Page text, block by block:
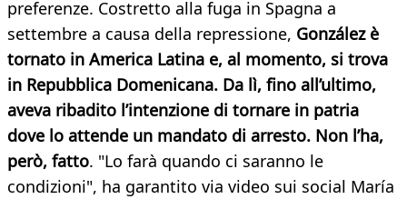
preferenze. Costretto alla fuga in Spagna a
settembre a causa della repressione, González è
tornato in America Latina e, al momento, si trova
in Repubblica Domenicana. Da lì, fino all’ultimo,
aveva ribadito l’intenzione di tornare in patria
dove lo attende un mandato di arresto. Non l’ha,
però, fatto. "Lo farà quando ci saranno le
condizioni", ha garantito via video sui social María